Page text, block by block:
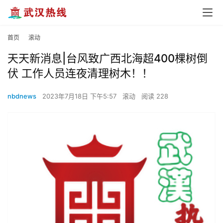
首页 滚动
天天新消息|台风致广西北海超400棵树倒
伏 工作人员连夜清理树木！！
nbdnews 2023年7月18日 下午5:57 滚动 阅读 228